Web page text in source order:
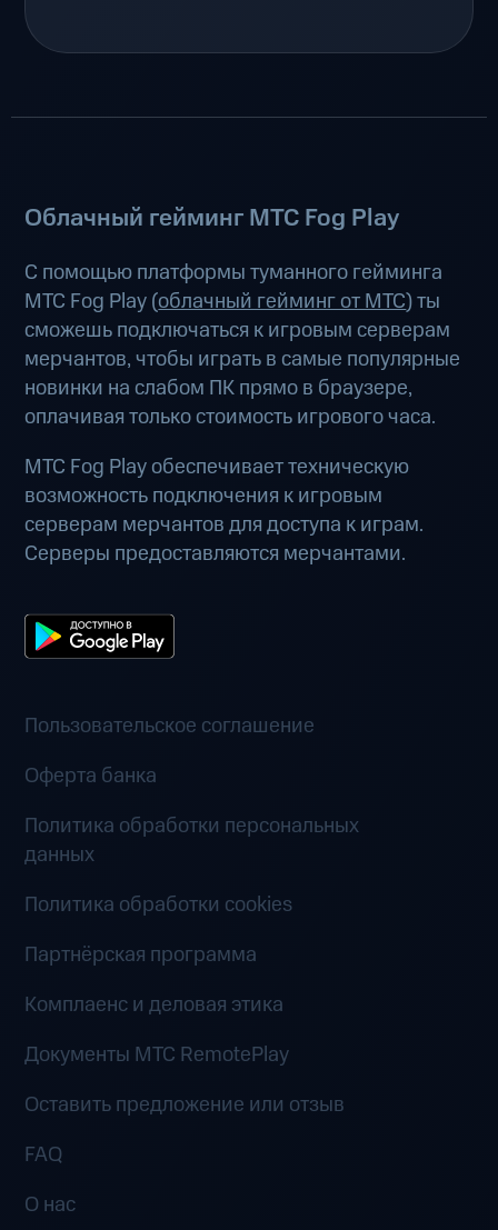
Облачный гейминг МТС Fog Play
С помощью платформы туманного гейминга
МТС Fog Play (облачный гейминг от МТС) ты
сможешь подключаться к игровым серверам
мерчантов, чтобы играть в самые популярные
новинки на слабом ПК прямо в браузере,
оплачивая только стоимость игрового часа.
МТС Fog Play обеспечивает техническую
возможность подключения к игровым
серверам мерчантов для доступа к играм.
Серверы предоставляются мерчантами.
Пользовательское соглашение
Оферта банка
Политика обработки персональных
данных
Политика обработки cookies
Партнёрская программа
Комплаенс и деловая этика
Документы MTC RemotePlay
Оставить предложение или отзыв
FAQ
О нас